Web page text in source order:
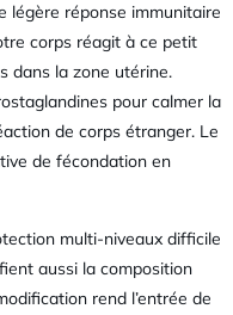
légère réponse immunitaire
corps réagit à ce petit
dans la zone utérine.
pour calmer la
de corps étranger. Le
de fécondation en
multi-niveaux difficile
aussi la composition
rend l’entrée de